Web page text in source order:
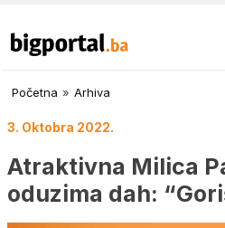
Početna » Arhiva
3. Oktobra 2022.
Atraktivna Milica
oduzima dah: